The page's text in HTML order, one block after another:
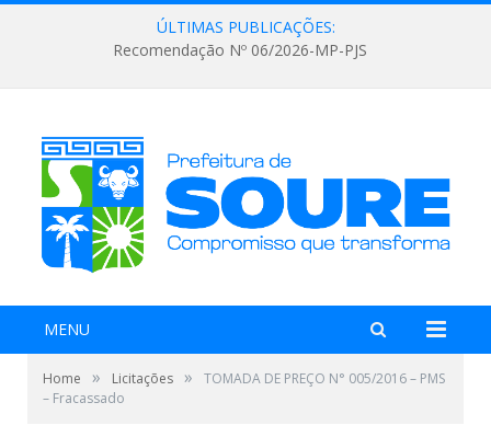
ÚLTIMAS PUBLICAÇÕES:
Recomendação Nº 06/2026-MP-PJS
MENU
Home » Licitações »
TOMADA DE PREÇO N° 005/2016 – PMS
– Fracassado